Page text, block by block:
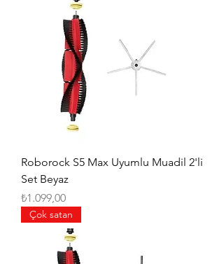
Roborock S5 Max Uyumlu Muadil 2'li
Set Beyaz
Fiyat
₺1.099,00
Çok satan